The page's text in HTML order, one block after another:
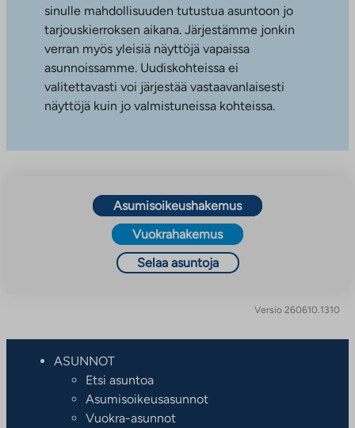
sinulle mahdollisuuden tutustua asuntoon jo
tarjouskierroksen aikana. Järjestämme jonkin
verran myös yleisiä näyttöjä vapaissa
asunnoissamme. Uudiskohteissa ei
valitettavasti voi järjestää vastaavanlaisesti
näyttöjä kuin jo valmistuneissa kohteissa.
Asumisoikeushakemus
Vuokrahakemus
Selaa asuntoja
Versio 260610.1310
ASUNNOT
Etsi asuntoa
Asumisoikeusasunnot
Vuokra-asunnot